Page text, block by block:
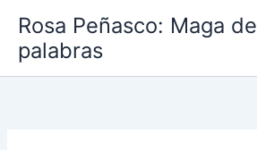
contenido
Rosa Peñasco: Maga de
palabras